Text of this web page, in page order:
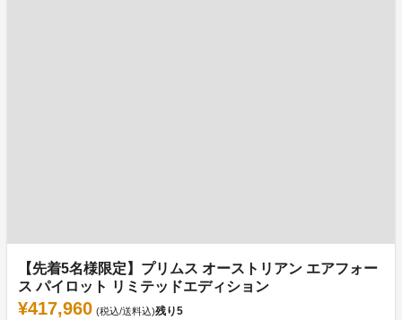
【先着5名様限定】プリムス オーストリアン エアフォー
ス パイロット リミテッドエディション
¥417,960 (税込/送料込)残り5